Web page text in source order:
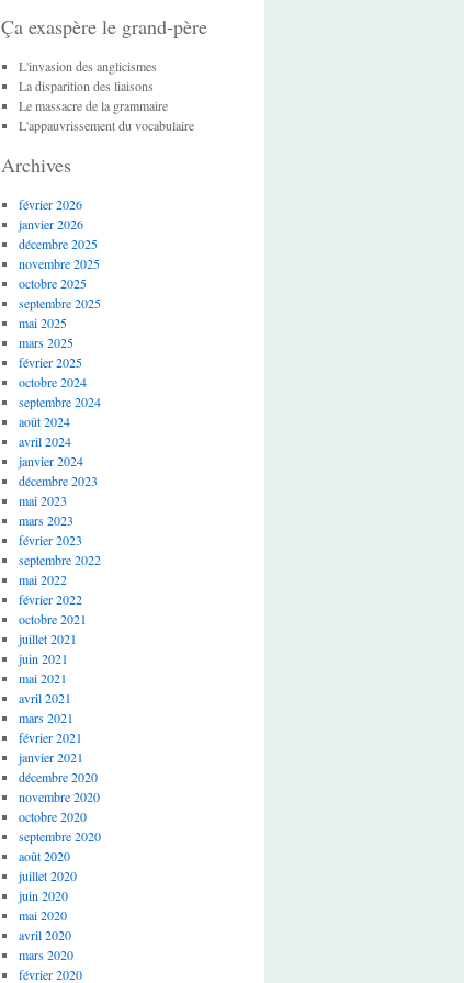
Ça exaspère le grand-père
L'invasion des anglicismes
La disparition des liaisons
Le massacre de la grammaire
L'appauvrissement du vocabulaire
Archives
février 2026
janvier 2026
décembre 2025
novembre 2025
octobre 2025
septembre 2025
mai 2025
mars 2025
février 2025
octobre 2024
septembre 2024
août 2024
avril 2024
janvier 2024
décembre 2023
mai 2023
mars 2023
février 2023
septembre 2022
mai 2022
février 2022
octobre 2021
juillet 2021
juin 2021
mai 2021
avril 2021
mars 2021
février 2021
janvier 2021
décembre 2020
novembre 2020
octobre 2020
septembre 2020
août 2020
juillet 2020
juin 2020
mai 2020
avril 2020
mars 2020
février 2020